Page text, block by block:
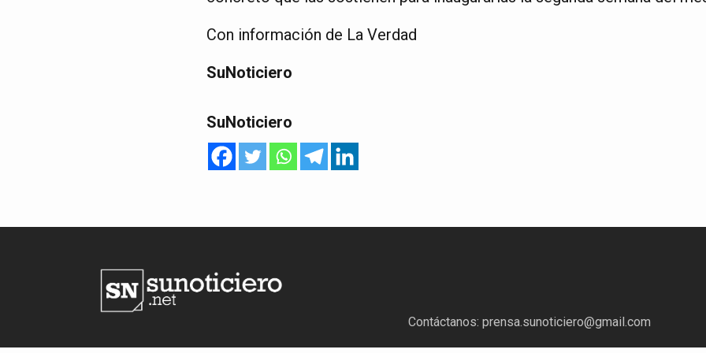
Con información de La Verdad
SuNoticiero
SuNoticiero
Contáctanos: prensa.sunoticiero@gmail.com